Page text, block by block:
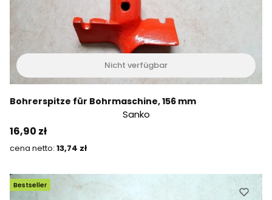
Nicht verfügbar
Bohrerspitze für Bohrmaschine, 156 mm
Sanko
Preis
16,90 zł
Preis
13,74 zł
Bestseller